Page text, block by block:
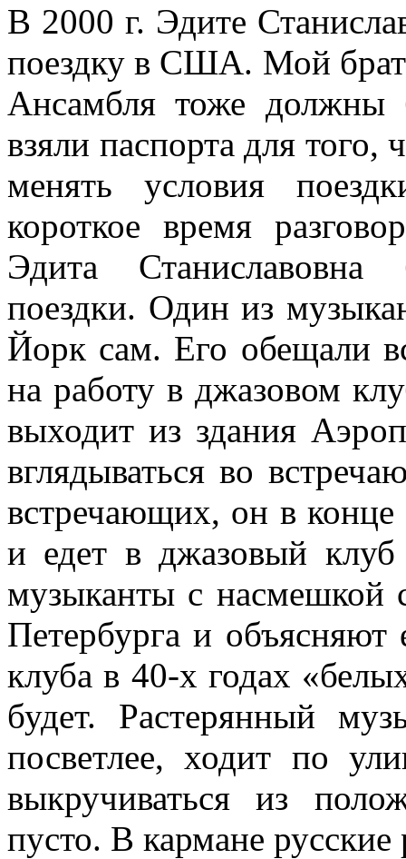
В 2000 г. Эдите
поездку в США. Мой брат
Ансамбля тоже должны
взяли паспорта для того,
менять условия
короткое время
Эдита Станиславовна
поездки. Один из
Йорк сам. Его обещали
на работу в джазовом
выходит из здания
вглядываться во
встречающих, он в конце
и едет в джазовый
музыканты с насмешкой
Петербурга и
клуба в 40-х годах
будет. Растерянный
посветлее, ходит по
выкручиваться из
пусто. В кармане русские